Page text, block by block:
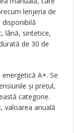
lenjeria de
lână, sintetice,
de 30 de
A+. Se
și prețul,
categorie.
valoarea anuală